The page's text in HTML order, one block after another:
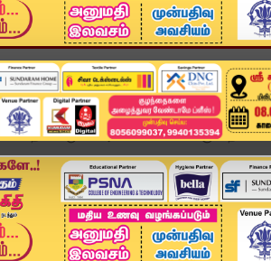
அண்மை தமிழ்நாடு சினிமா
செய்தியாளருடன் அண்ணாமலை வாக்குவாதம்-